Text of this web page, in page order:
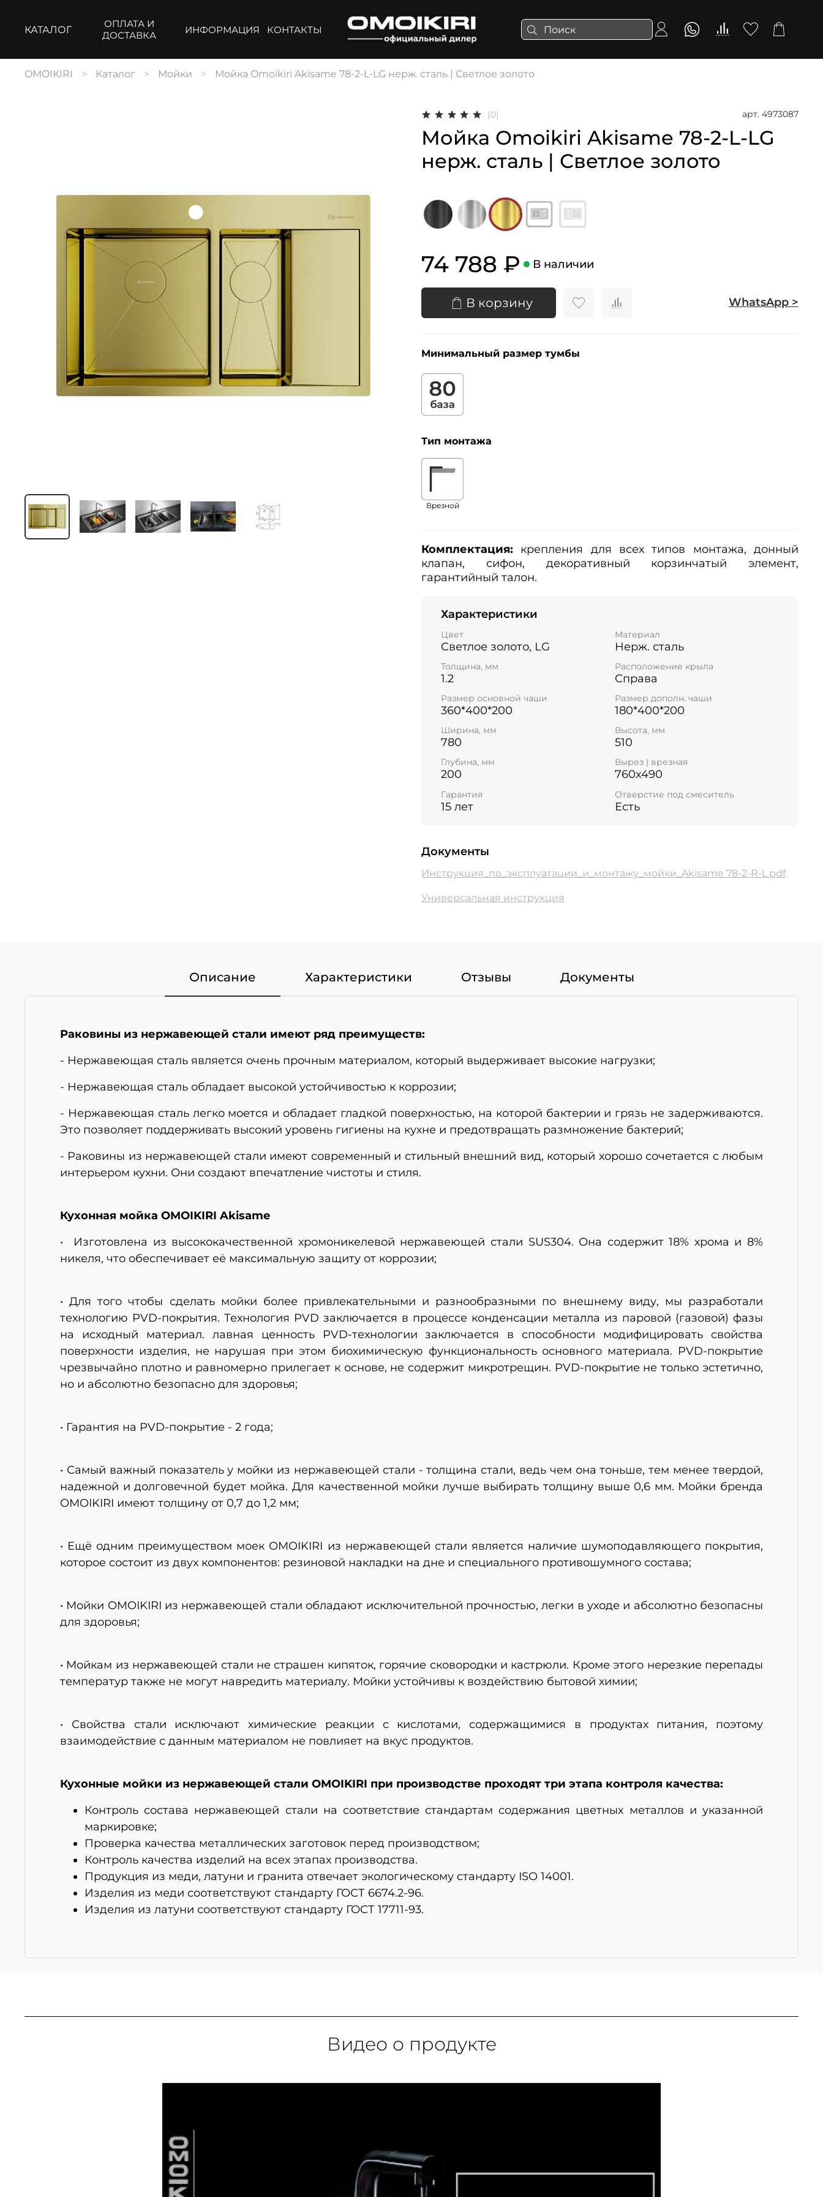
КАТАЛОГ
ОПЛАТА И
ДОСТАВКА
ИНФОРМАЦИЯ КОНТАКТЫ
OMOIKIRI Каталог Мойки Мойка Omoikiri Akisame 78-2-L-LG нерж. сталь | Светлое золото
(0) арт. 4973087
Мойка Omoikiri Akisame 78-2-L-LG
нерж. сталь | Светлое золото
74 788 ₽ В наличии
В корзину WhatsApp >
Минимальный размер тумбы
Тип монтажа
Врезной
Комплектация: крепления для всех типов монтажа, донный
клапан, сифон, декоративный корзинчатый элемент,
гарантийный талон.
Характеристики
Цвет
Светлое золото, LG
Материал
Нерж. сталь
Толщина, мм
1.2
Расположение крыла
Справа
Размер основной чаши
360*400*200
Размер дополн. чаши
180*400*200
Ширина, мм
780
Высота, мм
510
Глубина, мм
200
Вырез | врезная
760x490
Гарантия
15 лет
Отверстие под смеситель
Есть
Документы
Инструкция_по_эксплуатации_и_монтажу_мойки_Akisame 78-2-R-L.pdf
Универсальная инструкция
Описание Характеристики Отзывы Документы
Раковины из нержавеющей стали имеют ряд преимуществ:
- Нержавеющая сталь является очень прочным материалом, который выдерживает высокие нагрузки;
- Нержавеющая сталь обладает высокой устойчивостью к коррозии;
- Нержавеющая сталь легко моется и обладает гладкой поверхностью, на которой бактерии и грязь не задерживаются.
Это позволяет поддерживать высокий уровень гигиены на кухне и предотвращать размножение бактерий;
- Раковины из нержавеющей стали имеют современный и стильный внешний вид, который хорошо сочетается с любым
интерьером кухни. Они создают впечатление чистоты и стиля.
Кухонная мойка OMOIKIRI Akisame
• Изготовлена из высококачественной хромоникелевой нержавеющей стали SUS304. Она содержит 18% хрома и 8%
никеля, что обеспечивает её максимальную защиту от коррозии;
• Для того чтобы сделать мойки более привлекательными и разнообразными по внешнему виду, мы разработали
технологию PVD-покрытия. Технология PVD заключается в процессе конденсации металла из паровой (газовой) фазы
на исходный материал. лавная ценность PVD-технологии заключается в способности модифицировать свойства
поверхности изделия, не нарушая при этом биохимическую функциональность основного материала. PVD-покрытие
чрезвычайно плотно и равномерно прилегает к основе, не содержит микротрещин. PVD-покрытие не только эстетично,
но и абсолютно безопасно для здоровья;
• Гарантия на PVD-покрытие - 2 года;
• Самый важный показатель у мойки из нержавеющей стали - толщина стали, ведь чем она тоньше, тем менее твердой,
надежной и долговечной будет мойка. Для качественной мойки лучше выбирать толщину выше 0,6 мм. Мойки бренда
OMOIKIRI имеют толщину от 0,7 до 1,2 мм;
• Ещё одним преимуществом моек OMOIKIRI из нержавеющей стали является наличие шумоподавляющего покрытия,
которое состоит из двух компонентов: резиновой накладки на дне и специального противошумного состава;
• Мойки OMOIKIRI из нержавеющей стали обладают исключительной прочностью, легки в уходе и абсолютно безопасны
для здоровья;
• Мойкам из нержавеющей стали не страшен кипяток, горячие сковородки и кастрюли. Кроме этого нерезкие перепады
температур также не могут навредить материалу. Мойки устойчивы к воздействию бытовой химии;
• Свойства стали исключают химические реакции с кислотами, содержащимися в продуктах питания, поэтому
взаимодействие с данным материалом не повлияет на вкус продуктов.
Кухонные мойки из нержавеющей стали OMOIKIRI при производстве проходят три этапа контроля качества:
Контроль состава нержавеющей стали на соответствие стандартам содержания цветных металлов и указанной
маркировке;
Проверка качества металлических заготовок перед производством;
Контроль качества изделий на всех этапах производства.
Продукция из меди, латуни и гранита отвечает экологическому стандарту ISO 14001.
Изделия из меди соответствуют стандарту ГОСТ 6674.2-96.
Изделия из латуни соответствуют стандарту ГОСТ 17711-93.
Видео о продукте